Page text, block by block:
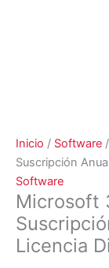
Inicio / Software
Suscripción
Software
Microsoft
Licencia